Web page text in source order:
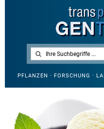
PFLANZEN · FORSCHUNG ·